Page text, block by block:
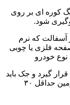
کوره ای بر روی
شود.
که نرم
فلزی یا چوبی
خودرو
گیرد و جک باید
خودرو را به نحوی بالا ببرد تا فاصله لاستیک با زمین حداقل ۳۰